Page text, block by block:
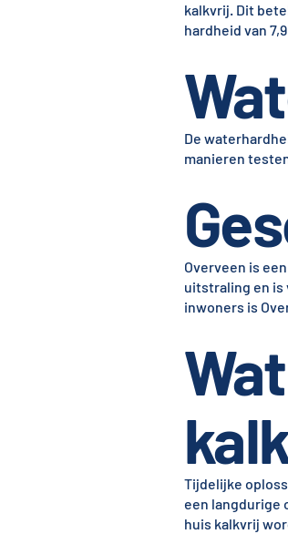
kalkvrij. Dit
hardheid van
De
manieren
Overveen is
uitstraling en is
inwoners is
Tijdelijke
een langdurige
huis kalkvrij